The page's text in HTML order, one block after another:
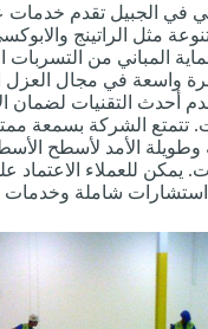
في الجبيل تقدم خدمات
مثل الراتينج
المباني من التسربات
واسعة في مجال العزل
أحدث التقنيات لضمان
تتمتع الشركة بسمعة
الأمد لأسطح
يمكن للعملاء الاعتماد
شاملة وخدمات